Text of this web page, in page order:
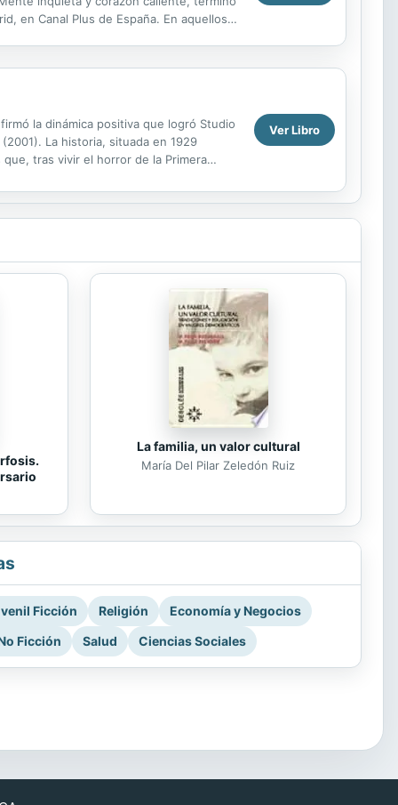
en Canal Plus de España. En aquellos
la dinámica positiva que logró Studio
La historia, situada en 1929
tras vivir el horror de la Primera
Ver Libro
La familia, un valor cultural
María Del Pilar Zeledón Ruiz
Ficción Religión
Economía y Negocios
Ficción
Salud Ciencias Sociales